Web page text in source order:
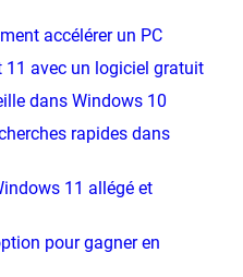
accélérer un PC
11 avec un logiciel gratuit
dans Windows 10
rapides dans
11 allégé et
pour gagner en